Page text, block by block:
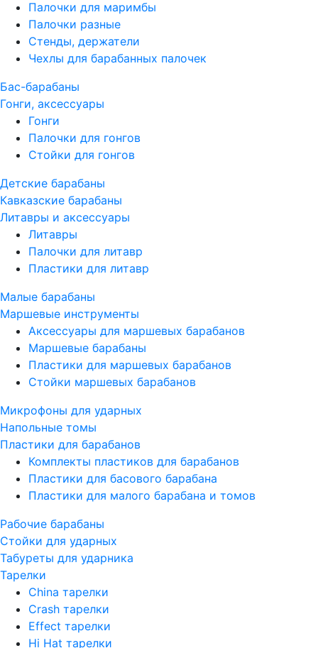
Палочки для маримбы
Палочки разные
Стенды, держатели
Чехлы для барабанных палочек
Бас-барабаны
Гонги, аксессуары
Гонги
Палочки для гонгов
Стойки для гонгов
Детские барабаны
Кавказские барабаны
Литавры и аксессуары
Литавры
Палочки для литавр
Пластики для литавр
Малые барабаны
Маршевые инструменты
Аксессуары для маршевых барабанов
Маршевые барабаны
Пластики для маршевых барабанов
Стойки маршевых барабанов
Микрофоны для ударных
Напольные томы
Пластики для барабанов
Комплекты пластиков для барабанов
Пластики для басового барабана
Пластики для малого барабана и томов
Рабочие барабаны
Стойки для ударных
Табуреты для ударника
Тарелки
China тарелки
Crash тарелки
Effect тарелки
Hi Hat тарелки